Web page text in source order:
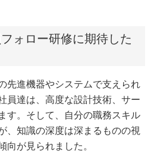
ォロー研修に期待した
先進機器やシステムで支えられ
員達は、高度な設計技術、サー
す。そして、自分の職務スキル
、知識の深度は深まるものの視
向が見られました。